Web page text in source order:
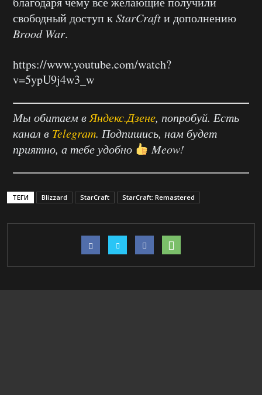
свободный доступ кStarCraftи дополнению
Brood War.
https://www.youtube.com/watch?
v=5ypU9j4w3_w
Мы обитаем в Яндекс.Дзене, попробуй. Есть
канал в Telegram. Подпишись, нам будет
приятно, а тебе удобно
Meow!
ТЕГИ Blizzard StarCraft StarCraft: Remastered